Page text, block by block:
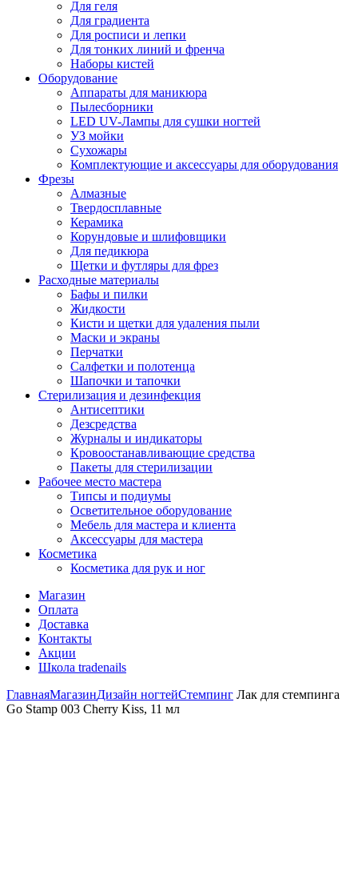
Для геля
Для градиента
Для росписи и лепки
Для тонких линий и френча
Наборы кистей
Оборудование
Аппараты для маникюра
Пылесборники
LED UV-Лампы для сушки ногтей
УЗ мойки
Сухожары
Комплектующие и аксессуары для оборудования
Фрезы
Алмазные
Твердосплавные
Керамика
Корундовые и шлифовщики
Для педикюра
Щетки и футляры для фрез
Расходные материалы
Бафы и пилки
Жидкости
Кисти и щетки для удаления пыли
Маски и экраны
Перчатки
Салфетки и полотенца
Шапочки и тапочки
Стерилизация и дезинфекция
Антисептики
Дезсредства
Журналы и индикаторы
Кровоостанавливающие средства
Пакеты для стерилизации
Рабочее место мастера
Типсы и подиумы
Осветительное оборудование
Мебель для мастера и клиента
Аксессуары для мастера
Косметика
Косметика для рук и ног
Магазин
Оплата
Доставка
Контакты
Акции
Школа tradenails
ГлавнаяМагазинДизайн ногтейСтемпинг Лак для стемпинга
Go Stamp 003 Cherry Kiss, 11 мл